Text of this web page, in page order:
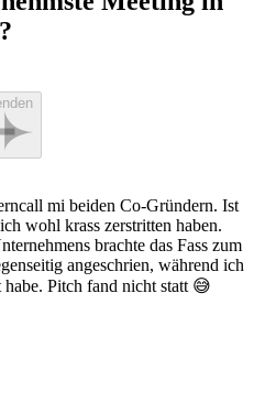
mi beiden Co-Gründern. Ist
wohl krass zerstritten haben.
brachte das Fass zum
angeschrien, während ich
Pitch fand nicht statt 😅